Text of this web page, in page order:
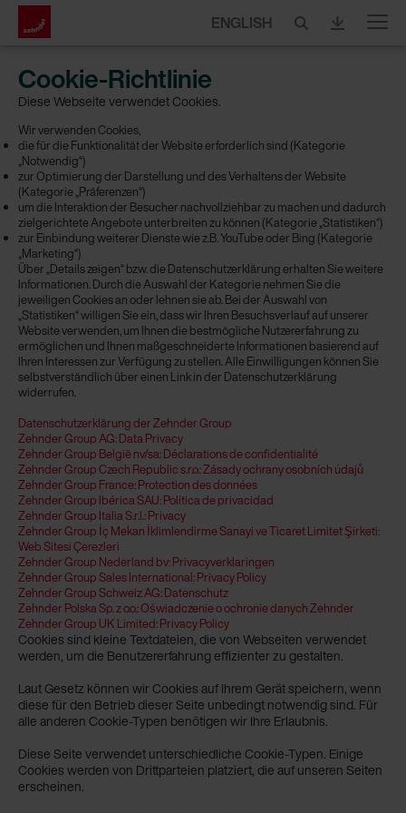
ENGLISH Menu
Cookie-Richtlinie
Diese Webseite verwendet Cookies.
Wir verwenden Cookies,
die für die Funktionalität der Website erforderlich sind (Kategorie
„Notwendig“)
zur Optimierung der Darstellung und des Verhaltens der Website
(Kategorie „Präferenzen“)
um die Interaktion der Besucher nachvollziehbar zu machen und dadurch
zielgerichtete Angebote unterbreiten zu können (Kategorie „Statistiken“)
zur Einbindung weiterer Dienste wie z.B. YouTube oder Bing (Kategorie
„Marketing“)
Über „Details zeigen“ bzw. die Datenschutzerklärung erhalten Sie weitere
Informationen. Durch die Auswahl der Kategorie nehmen Sie die
jeweiligen Cookies an oder lehnen sie ab. Bei der Auswahl von
„Statistiken“ willigen Sie ein, dass wir Ihren Besuchsverlauf auf unserer
Website verwenden, um Ihnen die bestmögliche Nutzererfahrung zu
ermöglichen und Ihnen maßgeschneiderte Informationen basierend auf
Ihren Interessen zur Verfügung zu stellen. Alle Einwilligungen können Sie
selbstverständlich über einen Link in der Datenschutzerklärung
widerrufen.
Datenschutzerklärung der Zehnder Group
Zehnder Group AG: Data Privacy
Zehnder Group België nv/sa: Déclarations de confidentialité
Zehnder Group Czech Republic s.r.o.: Zásady ochrany osobních údajů
Zehnder Group France: Protection des données
Zehnder Group Ibérica SAU: Política de privacidad
Zehnder Group Italia S.r.l.: Privacy
Zehnder Group İç Mekan İklimlendirme Sanayi ve Ticaret Limitet Şirketi:
Web Sitesi Çerezleri
Zehnder Group Nederland bv: Privacyverklaringen
Zehnder Group Sales International: Privacy Policy
Zehnder Group Schweiz AG: Datenschutz
Zehnder Polska Sp. z o.o.: Oświadczenie o ochronie danych Zehnder
Zehnder Group UK Limited: Privacy Policy
Cookies sind kleine Textdateien, die von Webseiten verwendet
werden, um die Benutzererfahrung effizienter zu gestalten.
Laut Gesetz können wir Cookies auf Ihrem Gerät speichern, wenn
diese für den Betrieb dieser Seite unbedingt notwendig sind. Für
alle anderen Cookie-Typen benötigen wir Ihre Erlaubnis.
Diese Seite verwendet unterschiedliche Cookie-Typen. Einige
Cookies werden von Drittparteien platziert, die auf unseren Seiten
erscheinen.